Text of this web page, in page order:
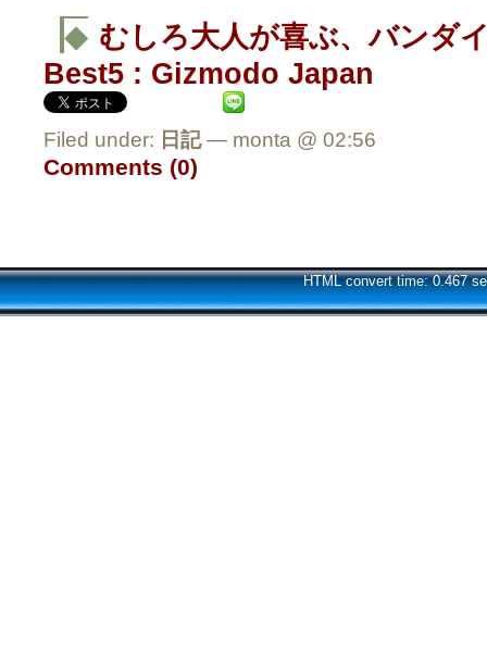
◆ むしろ大人が喜ぶ、バンダ
Best5 : Gizmodo Japan
Filed under: 日記— monta @ 02:56
Comments (0)
HTML convert time: 0.467